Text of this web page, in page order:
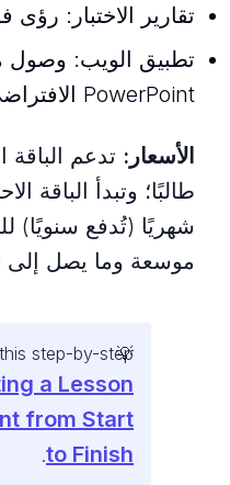
تقارير الاختبار:
تطبيق الويب:
PowerPoint الافتراضي الخاص به
الأسعار:
شهريًا (تُدفع
موسعة وما يصل إلى 200 طالب.
step-by-step
a Lesson
from Start
to Finish
.